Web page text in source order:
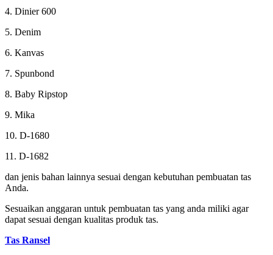
4. Dinier 600
5. Denim
6. Kanvas
7. Spunbond
8. Baby Ripstop
9. Mika
10. D-1680
11. D-1682
dan jenis bahan lainnya sesuai dengan kebutuhan pembuatan tas
Anda.
Sesuaikan anggaran untuk pembuatan tas yang anda miliki agar
dapat sesuai dengan kualitas produk tas.
Tas Ransel